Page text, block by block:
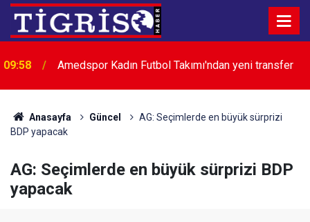
09:58 Amedspor Kadın Futbol Takımı'ndan yeni transfer
Anasayfa Güncel
AG: Seçimlerde en büyük sürprizi
BDP yapacak
AG: Seçimlerde en büyük sürprizi BDP
yapacak